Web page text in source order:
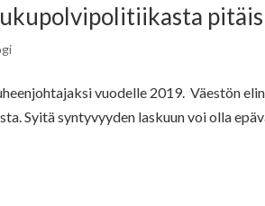
vuodelle 2019. Väestön
Syitä syntyvyyden laskuun voi olla